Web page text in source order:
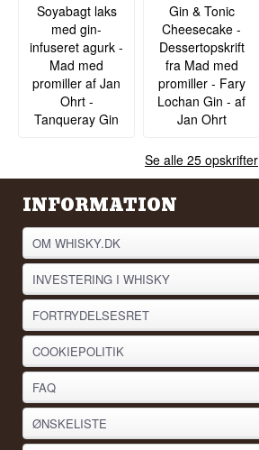
Soyabagt laks
med gin-
infuseret agurk -
Mad med
promiller af Jan
Ohrt -
Tanqueray Gin
Gin & Tonic
Cheesecake -
Dessertopskrift
fra Mad med
promiller - Fary
Lochan Gin - af
Jan Ohrt
Se alle 25 opskrifter
INFORMATION
OM WHISKY.DK
INVESTERING I WHISKY
FORTRYDELSESRET
COOKIEPOLITIK
FAQ
ØNSKELISTE